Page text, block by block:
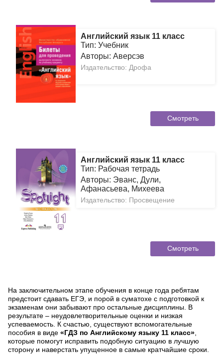
Английский язык 11 класс
Тип: Учебник
Авторы: Аверсэв
Издательство: Дрофа
Смотреть
Английский язык 11 класс
Тип: Рабочая тетрадь
Авторы: Эванс, Дули,
Афанасьева, Михеева
Издательство: Просвещение
Смотреть
На заключительном этапе обучения в конце года ребятам
предстоит сдавать ЕГЭ, и порой в суматохе с подготовкой к
экзаменам они забывают про остальные дисциплины. В
результате – неудовлетворительные оценки и низкая
успеваемость. К счастью, существуют вспомогательные
пособия в виде «ГДЗ по Английскому языку 11 класс»
которые помогут исправить подобную ситуацию в лучшую
сторону и наверстать упущенное в самые кратчайшие сроки.